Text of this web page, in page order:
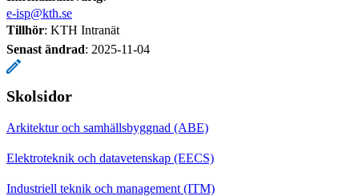
e-isp@kth.se
Tillhör: KTH Intranät
Senast ändrad: 2025-11-04
Skolsidor
Arkitektur och samhällsbyggnad (ABE)
Elektroteknik och datavetenskap (EECS)
Industriell teknik och management (ITM)